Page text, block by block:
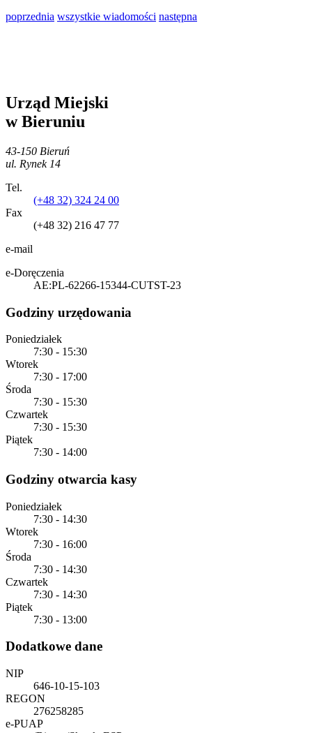
poprzednia wszystkie wiadomości następna
Urząd Miejski
w Bieruniu
43-150 Bieruń
ul. Rynek 14
Tel.
(+48 32) 324 24 00
Fax
(+48 32) 216 47 77
e-mail
e-Doręczenia
AE:PL-62266-15344-CUTST-23
Godziny urzędowania
Poniedziałek
7:30 - 15:30
Wtorek
7:30 - 17:00
Środa
7:30 - 15:30
Czwartek
7:30 - 15:30
Piątek
7:30 - 14:00
Godziny otwarcia kasy
Poniedziałek
7:30 - 14:30
Wtorek
7:30 - 16:00
Środa
7:30 - 14:30
Czwartek
7:30 - 14:30
Piątek
7:30 - 13:00
Dodatkowe dane
NIP
646-10-15-103
REGON
276258285
e-PUAP